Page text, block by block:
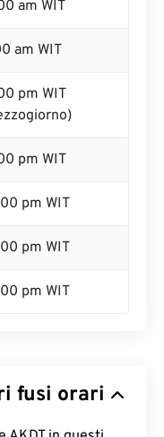
am WIT
am WIT
pm WIT
pm WIT
pm WIT
pm WIT
pm WIT
fusi orari